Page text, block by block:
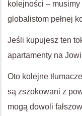
kolejności –
globalistom pełnej
Jeśli kupujesz ten
apartamenty na
Oto kolejne
są zszokowani z
mogą dowoli